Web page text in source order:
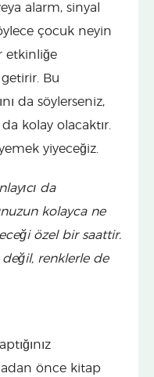
alarm, sinyal
çocuk neyin
etkinliğe
Bu
da söylerseniz,
kolay olacaktır.
yiyeceğiz.
da
kolayca ne
özel bir saattir.
renklerle de
önce kitap